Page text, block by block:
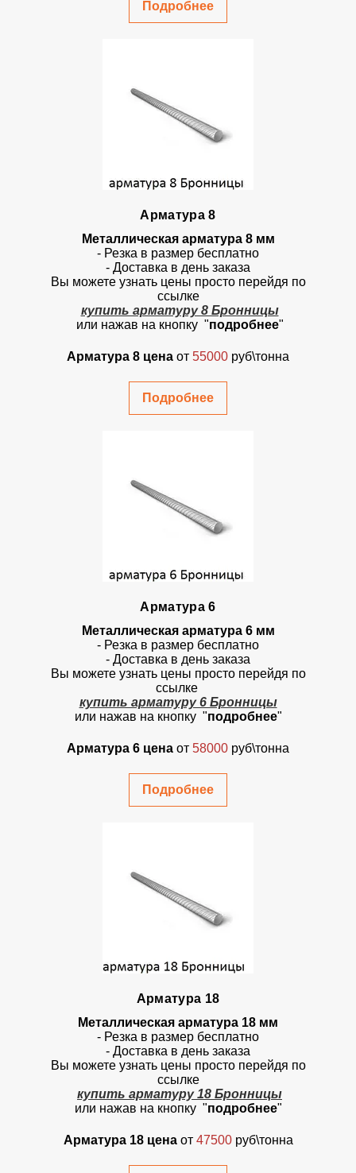
Подробнее
Арматура 8
Металлическая арматура 8 мм
- Резка в размер бесплатно
- Доставка в день заказа
Вы можете узнать цены просто перейдя по
ссылке
купить арматуру 8 Бронницы
или нажав на кнопку "подробнее"
Арматура 8 цена от 55000 руб\тонна
Подробнее
Арматура 6
Металлическая арматура 6 мм
- Резка в размер бесплатно
- Доставка в день заказа
Вы можете узнать цены просто перейдя по
ссылке
купить арматуру 6 Бронницы
или нажав на кнопку "подробнее"
Арматура 6 цена от 58000 руб\тонна
Подробнее
Арматура 18
Металлическая арматура 18 мм
- Резка в размер бесплатно
- Доставка в день заказа
Вы можете узнать цены просто перейдя по
ссылке
купить арматуру 18 Бронницы
или нажав на кнопку "подробнее"
Арматура 18 цена от 47500 руб\тонна